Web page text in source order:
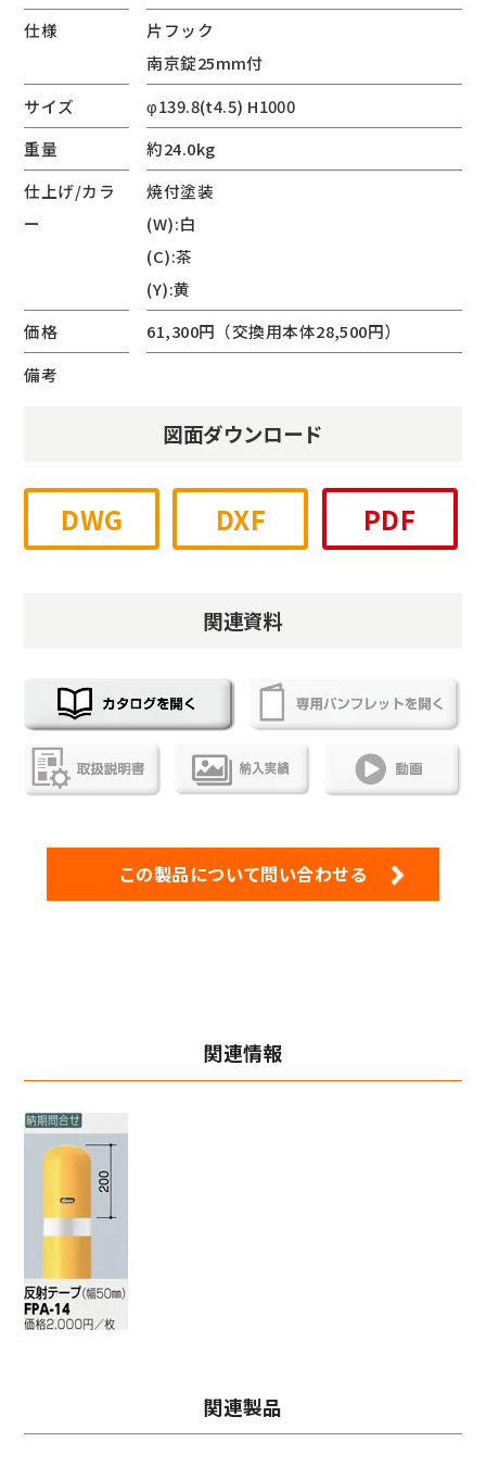
仕様
片フック
南京錠25mm付
サイズ
φ139.8(t4.5) H1000
重量
約24.0kg
仕上げ/カラ
ー
焼付塗装
(W):白
(C):茶
(Y):黄
価格
61,300円（交換用本体28,500円）
備考
図面ダウンロード
DWG DXF PDF
関連資料
この製品について問い合わせる
関連情報
関連製品